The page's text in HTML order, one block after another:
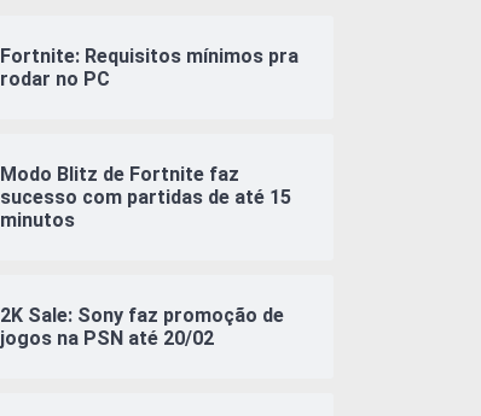
Fortnite: Requisitos mínimos pra
rodar no PC
Modo Blitz de Fortnite faz
sucesso com partidas de até 15
minutos
2K Sale: Sony faz promoção de
jogos na PSN até 20/02